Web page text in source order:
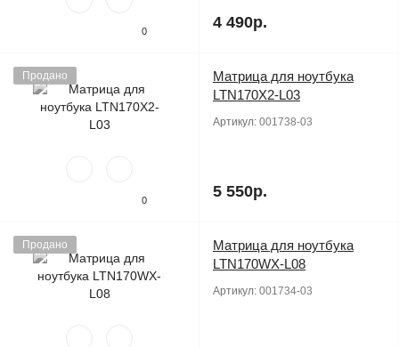
0 4 490р.
Продано
0
Матрица для ноутбука
LTN170X2-L03
Артикул: 001738-03
5 550р.
Продано
Матрица для ноутбука
LTN170WX-L08
Артикул: 001734-03